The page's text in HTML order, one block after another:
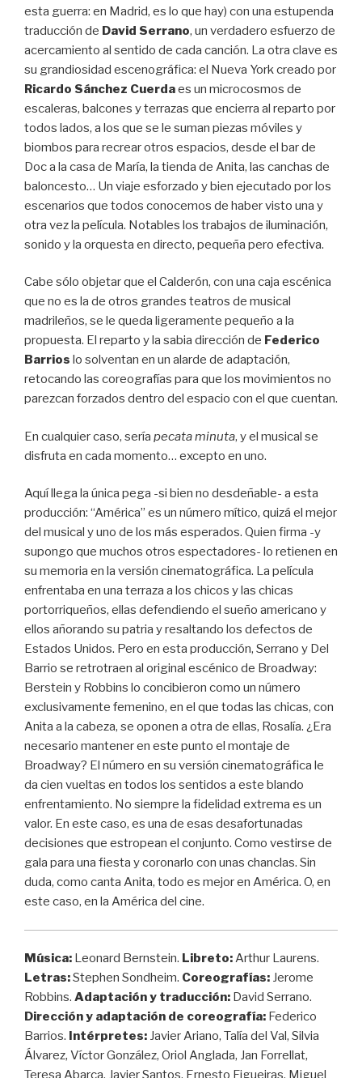
esta guerra: en Madrid, es lo que hay) con una estupenda
traducción de David Serrano, un verdadero esfuerzo de
acercamiento al sentido de cada canción. La otra clave es
su grandiosidad escenográfica: el Nueva York creado por
Ricardo Sánchez Cuerdaes un microcosmos de
escaleras, balcones y terrazas que encierra al reparto por
todos lados, a los que se le suman piezas móviles y
biombos para recrear otros espacios, desde el bar de
Doc a la casa de María, la tienda de Anita, las canchas de
baloncesto… Un viaje esforzado y bien ejecutado por los
escenarios que todos conocemos de haber visto una y
otra vez la película. Notables los trabajos de iluminación,
sonido y la orquesta en directo, pequeña pero efectiva.
Cabe sólo objetar que el Calderón, con una caja escénica
que no es la de otros grandes teatros de musical
madrileños, se le queda ligeramente pequeño a la
propuesta. El reparto y la sabia dirección de Federico
Barrios lo solventan en un alarde de adaptación,
retocando las coreografías para que los movimientos no
parezcan forzados dentro del espacio con el que cuentan.
En cualquier caso, sería pecata minuta, y el musical se
disfruta en cada momento… excepto en uno.
Aquí llega la única pega -si bien no desdeñable- a esta
producción: “América” es un número mítico, quizá el mejor
del musical y uno de los más esperados. Quien firma -y
supongo que muchos otros espectadores- lo retienen en
su memoria en la versión cinematográfica. La película
enfrentaba en una terraza a los chicos y las chicas
portorriqueños, ellas defendiendo el sueño americano y
ellos añorando su patria y resaltando los defectos de
Estados Unidos. Pero en esta producción, Serrano y Del
Barrio se retrotraen al original escénico de Broadway:
Berstein y Robbins lo concibieron como un número
exclusivamente femenino, en el que todas las chicas, con
Anita a la cabeza, se oponen a otra de ellas, Rosalía. ¿Era
necesario mantener en este punto el montaje de
Broadway? El número en su versión cinematográfica le
da cien vueltas en todos los sentidos a este blando
enfrentamiento. No siempre la fidelidad extrema es un
valor. En este caso, es una de esas desafortunadas
decisiones que estropean el conjunto. Como vestirse de
gala para una fiesta y coronarlo con unas chanclas. Sin
duda, como canta Anita, todo es mejor en América. O, en
este caso, en la América del cine.
Música: Leonard Bernstein. Libreto:Arthur Laurens.
Letras:Stephen Sondheim. Coreografías: Jerome
Robbins. Adaptación y traducción: David Serrano.
Dirección y adaptación de coreografía: Federico
Barrios. Intérpretes: Javier Ariano, Talía del Val, Silvia
Álvarez, Víctor González, Oriol Anglada, Jan Forrellat,
Teresa Abarca, Javier Santos, Ernesto Figueiras, Miguel